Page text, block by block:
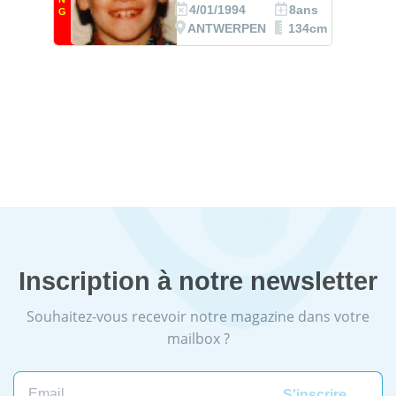
G
4/01/1994
ANTWERPEN
8ans
134cm
Inscription à notre newsletter
Souhaitez-vous recevoir notre magazine dans votre
mailbox ?
Email